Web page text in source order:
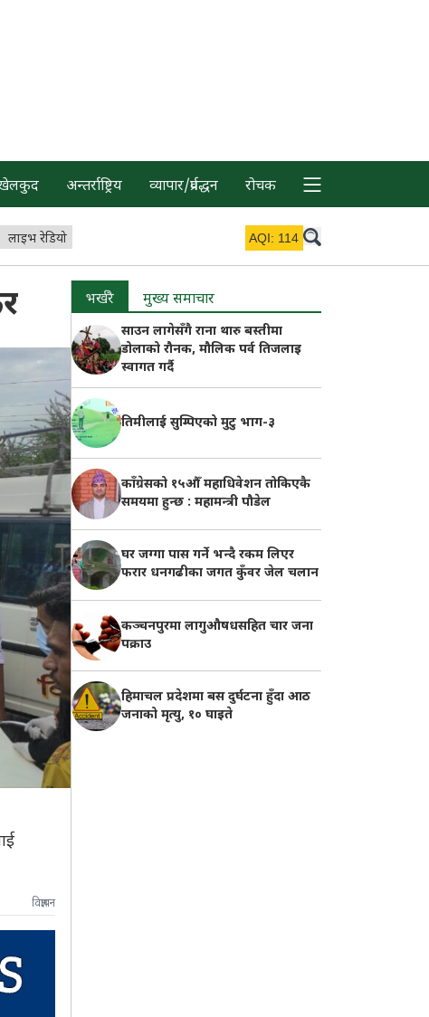
अन्तर्राष्ट्रिय व्यापार/प्रर्वद्धन रोचक
लाइभ रेडियो AQI: 114
विज्ञापन
भर्खरै मुख्य समाचार
साउन लागेसँगै राना थारु बस्तीमा
डोलाको रौनक, मौलिक पर्व तिजलाइ
स्वागत गर्दै
तिमीलाई सुम्पिएको मुटु भाग-३
काँग्रेसको १५औँ महाधिवेशन तोकिएकै
समयमा हुन्छ : महामन्त्री पौडेल
घर जग्गा पास गर्ने भन्दै रकम लिएर
फरार धनगढीका जगत कुँवर जेल चलान
कञ्चनपुरमा लागुऔषधसहित चार जना
पक्राउ
हिमाचल प्रदेशमा बस दुर्घटना हुँदा आठ
जनाको मृत्यु, १० घाइते